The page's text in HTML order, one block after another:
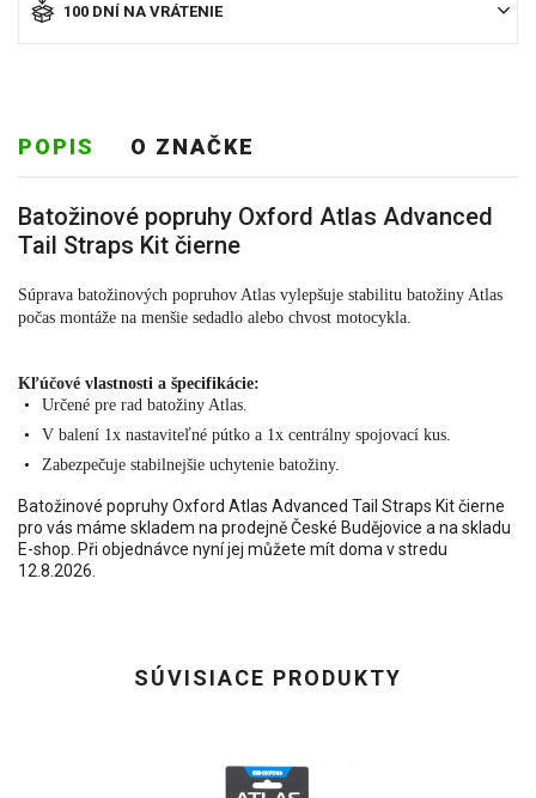
100 DNÍ NA VRÁTENIE
POPIS O ZNAČKE
Batožinové popruhy Oxford Atlas Advanced
Tail Straps Kit čierne
Súprava batožinových popruhov Atlas vylepšuje stabilitu batožiny Atlas
počas montáže na menšie sedadlo alebo chvost motocykla.
Kľúčové vlastnosti a špecifikácie:
Určené pre rad batožiny Atlas.
V balení 1x nastaviteľné pútko a 1x centrálny spojovací kus.
Zabezpečuje stabilnejšie uchytenie batožiny.
Batožinové popruhy Oxford Atlas Advanced Tail Straps Kit čierne
pro vás máme skladem na prodejně České Budějovice a na skladu
E-shop. Při objednávce nyní jej můžete mít doma v stredu
12.8.2026.
SÚVISIACE PRODUKTY